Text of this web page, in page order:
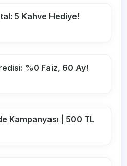
5 Kahve Hediye!
%0 Faiz, 60 Ay!
Kampanyası | 500 TL